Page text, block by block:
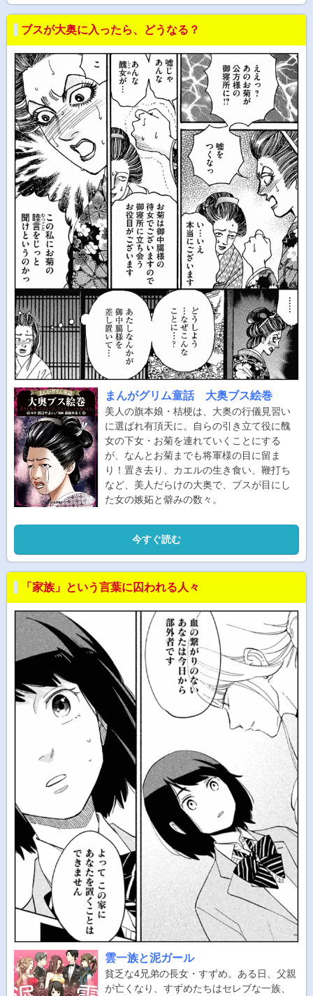
ブスが大奥に入ったら、どうなる？
まんがグリム童話 大奥ブス絵巻
美人の旗本娘・桔梗は、大奥の行儀見習い
に選ばれ有頂天に。自らの引き立て役に醜
女の下女・お菊を連れていくことにする
が、なんとお菊までも将軍様の目に留ま
り！置き去り、カエルの生き食い、鞭打ち
など、美人だらけの大奥で、ブスが目にし
た女の嫉妬と僻みの数々。
今すぐ読む
「家族」という言葉に囚われる人々
雲一族と泥ガール
貧乏な4兄弟の長女・すずめ。ある日、父親
が亡くなり、すずめたちはセレブな一族、